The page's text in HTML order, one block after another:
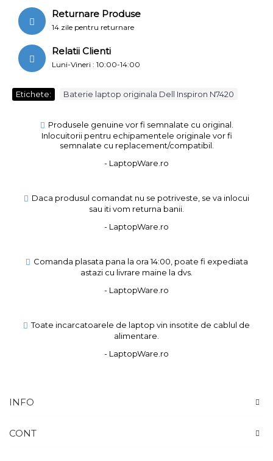
Returnare Produse
14 zile pentru returnare
Relatii Clienti
Luni-Vineri : 10:00-14:00
Etichete: Baterie laptop originala Dell Inspiron N7420
Produsele genuine vor fi semnalate cu original.
Inlocuitorii pentru echipamentele originale vor fi
semnalate cu replacement/compatibil.
- LaptopWare.ro
Daca produsul comandat nu se potriveste, se va inlocui
sau iti vom returna banii.
- LaptopWare.ro
Comanda plasata pana la ora 14:00, poate fi expediata
astazi cu livrare maine la dvs.
- LaptopWare.ro
Toate incarcatoarele de laptop vin insotite de cablul de
alimentare.
- LaptopWare.ro
INFO
CONT